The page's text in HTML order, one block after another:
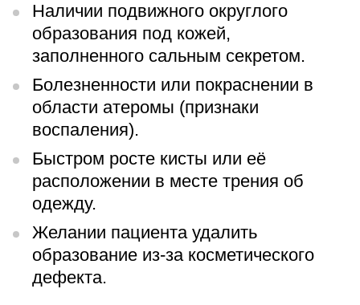
перерыв 12:00–12:30
Пятница
08:00–15:45
перерыв 12:00–12:30
Администратор
Наличии подвижного округлого
образования под кожей,
заполненного сальным секретом.
Болезненности или покраснении в
области атеромы (признаки
воспаления).
Быстром росте кисты или её
расположении в месте трения об
одежду.
Желании пациента удалить
образование из-за косметического
дефекта.